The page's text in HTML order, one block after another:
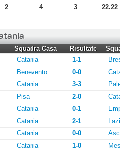
2 4 3 22.22
Squadra Casa Risultato
Catania 1-1
Benevento 0-0
Catania 3-3
Pisa 2-0
Catania 0-1
Empoli
Catania 2-1
Lazio
Catania 0-0
Ascoli
Catania 1-0